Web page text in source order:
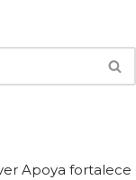
Apoya fortalece